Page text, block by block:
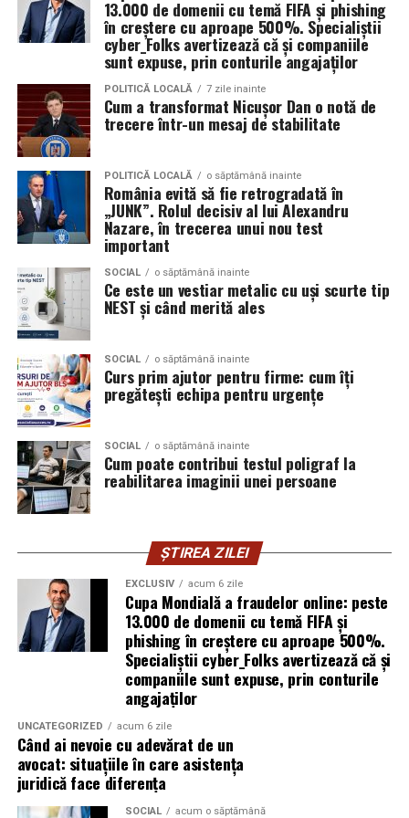
Tehnologiile deepfake sunt folosite și pentru clipuri în
care jucători sau prezentatori cunoscuți par să
promoveze tombole, platforme de pariuri sau câștiguri
garantate, distribuite apoi prin reclame pe rețelele
sociale.
Aceste instrumente reduc semnificativ timpul și nivelul
de pregătire tehnică necesare pentru lansarea unei
campanii de fraudă. În locul mesajelor generale și ușor
de recunoscut, atacatorii pot genera rapid comunicări
personalizate pentru anumite industrii, departamente
sau categorii profesionale.
„Echipa noastră de cybersecurity monitorizează activ
vulnerabilitățile și intervine proactiv la nivelul
infrastructurii, de la filtrarea traficului malițios până la
izolarea site-urilor compromise. Dar phishingul nu
exploatează doar serverele, ci mai ales oamenii. Niciun
furnizor de hosting nu poate opri un utilizator să își
introducă parola pe o pagină clonată. În acel moment,
vigilența utilizatorului rămâne prima linie de apărare”,
explică Horațiu Șimon, Chief Technology Officer
cyber_Folks România.
informările din ultima lună amenințările asociate
turneului, de la fraude online și furtul datelor până la
operațiuni de dezinformare.
Avertismentele publice s-au concentrat în principal
asupra fanilor și infrastructurii orașelor gazdă, însă
specialiștii atrag atenția că firmele pot fi afectate
inclusiv atunci când nu au nicio legătură directă cu
industria sportului, turismului sau vânzarea de bilete.
Atacurile sunt mai eficiente în contextul
evenimentelor globale
Turnul din pahare
Un alt joc pe care îl poți încerca la petrecerea copilului
tău, este construirea unui turn din pahare. Împarte
copiii în două echipe, care vor primi câte 10 pahare. La
bază se așază patru pahare, urmând apoi să se pună un
rând de 3 pahare, respectiv 2 și 1 pahar. Câștigă echipa
care construiește cel mai repede un turn stabil, fără să
se dărâme.
Fiecare dintre aceste activități poate fi exact
ingredientul surpriză al petrecerii pe care o organizezi
pentru copilul tău. Invitații mici și mari se vor distra,
bucurându-se de jocuri distractive și creând amintiri
unice.
13.000 de domenii cu temă FIFA și phishing
în creștere cu aproape 500%. Specialiștii
cyber_Folks avertizează că și companiile
sunt expuse, prin conturile angajaților
POLITICĂ LOCALĂ 7 zile inainte
Cum a transformat Nicușor Dan o notă de
trecere într-un mesaj de stabilitate
POLITICĂ LOCALĂ o săptămână inainte
România evită să fie retrogradată în
„JUNK”. Rolul decisiv al lui Alexandru
Nazare, în trecerea unui nou test
important
SOCIAL o săptămână inainte
Ce este un vestiar metalic cu uși scurte tip
NEST și când merită ales
SOCIAL o săptămână inainte
Curs prim ajutor pentru firme: cum îți
pregătești echipa pentru urgențe
SOCIAL o săptămână inainte
Cum poate contribui testul poligraf la
reabilitarea imaginii unei persoane
ȘTIREA ZILEI
EXCLUSIV acum 6 zile
Cupa Mondială a fraudelor online: peste
13.000 de domenii cu temă FIFA și
phishing în creștere cu aproape 500%.
Specialiștii cyber_Folks avertizează că și
companiile sunt expuse, prin conturile
angajaților
UNCATEGORIZED acum 6 zile
Când ai nevoie cu adevărat de un
avocat: situațiile în care asistența
juridică face diferența
SOCIAL acum o săptămână